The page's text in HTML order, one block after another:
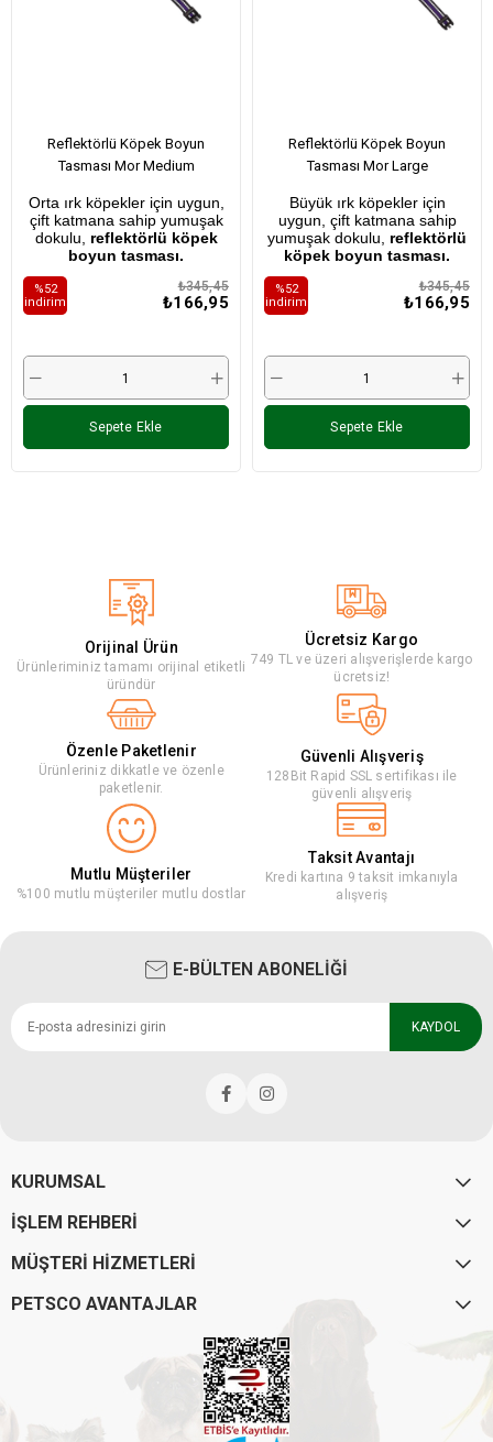
Reflektörlü Köpek Boyun
Tasması Mor Medium
Orta ırk köpekler için uygun,
çift katmana sahip yumuşak
dokulu, reflektörlü köpek
boyun tasması.
₺166,95
₺345,45
%52
i̇ndirim
Sepete Ekle
Reflektörlü Köpek Boyun
Tasması Mor Large
Büyük ırk köpekler için
uygun, çift katmana sahip
yumuşak dokulu, reflektörlü
köpek boyun tasması.
₺166,95
₺345,45
%52
i̇ndirim
Sepete Ekle
Orijinal Ürün
Ürünleriminiz tamamı orijinal etiketli
üründür
Ücretsiz Kargo
749 TL ve üzeri alışverişlerde kargo
ücretsiz!
Özenle Paketlenir
Ürünleriniz dikkatle ve özenle
paketlenir.
Güvenli Alışveriş
128Bit Rapid SSL sertifikası ile
güvenli alışveriş
Mutlu Müşteriler
%100 mutlu müşteriler mutlu dostlar
Taksit Avantajı
Kredi kartına 9 taksit imkanıyla
alışveriş
E-BÜLTEN ABONELİĞİ
KAYDOL
KURUMSAL
İŞLEM REHBERİ
MÜŞTERİ HİZMETLERİ
PETSCO AVANTAJLAR